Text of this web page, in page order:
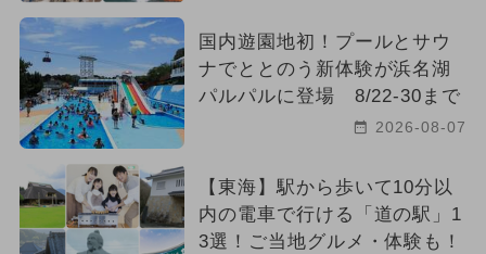
国内遊園地初！プールとサウ
ナでととのう新体験が浜名湖
パルパルに登場 8/22-30まで
2026-08-07
【東海】駅から歩いて10分以
内の電車で行ける「道の駅」1
3選！ご当地グルメ・体験も！